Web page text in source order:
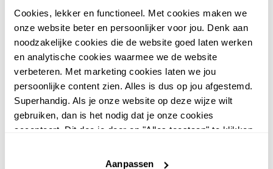
Cookies, lekker en functioneel. Met cookies maken we
onze website beter en persoonlijker voor jou. Denk aan
noodzakelijke cookies die de website goed laten werken
en analytische cookies waarmee we de website
verbeteren. Met marketing cookies laten we jou
persoonlijke content zien. Alles is dus op jou afgestemd.
Superhandig. Als je onze website op deze wijze wilt
gebruiken, dan is het nodig dat je onze cookies
accepteert. Dit doe je door op "Alles toestaan" te klikken.
website niet optimaal functioneert.
Aanpassen